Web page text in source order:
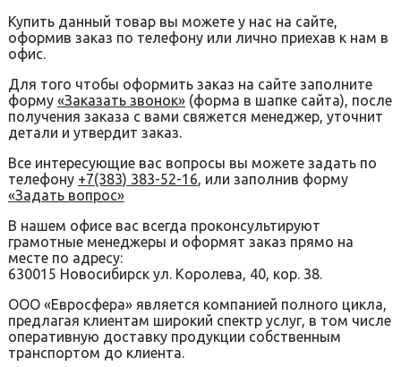
Купить данный товар вы можете у нас на сайте,
оформив заказ по телефону или лично приехав к нам в
офис.
Для того чтобы оформить заказ на сайте заполните
форму «Заказать звонок» (форма в шапке сайта), после
получения заказа с вами свяжется менеджер, уточнит
детали и утвердит заказ.
Все интересующие вас вопросы вы можете задать по
телефону +7(383) 383-52-16, или заполнив форму
«Задать вопрос»
В нашем офисе вас всегда проконсультируют
грамотные менеджеры и оформят заказ прямо на
месте по адресу:
630015 Новосибирск ул. Королева, 40, кор. 38.
ООО «Евросфера» является компанией полного цикла,
предлагая клиентам широкий спектр услуг, в том числе
оперативную доставку продукции собственным
транспортом до клиента.